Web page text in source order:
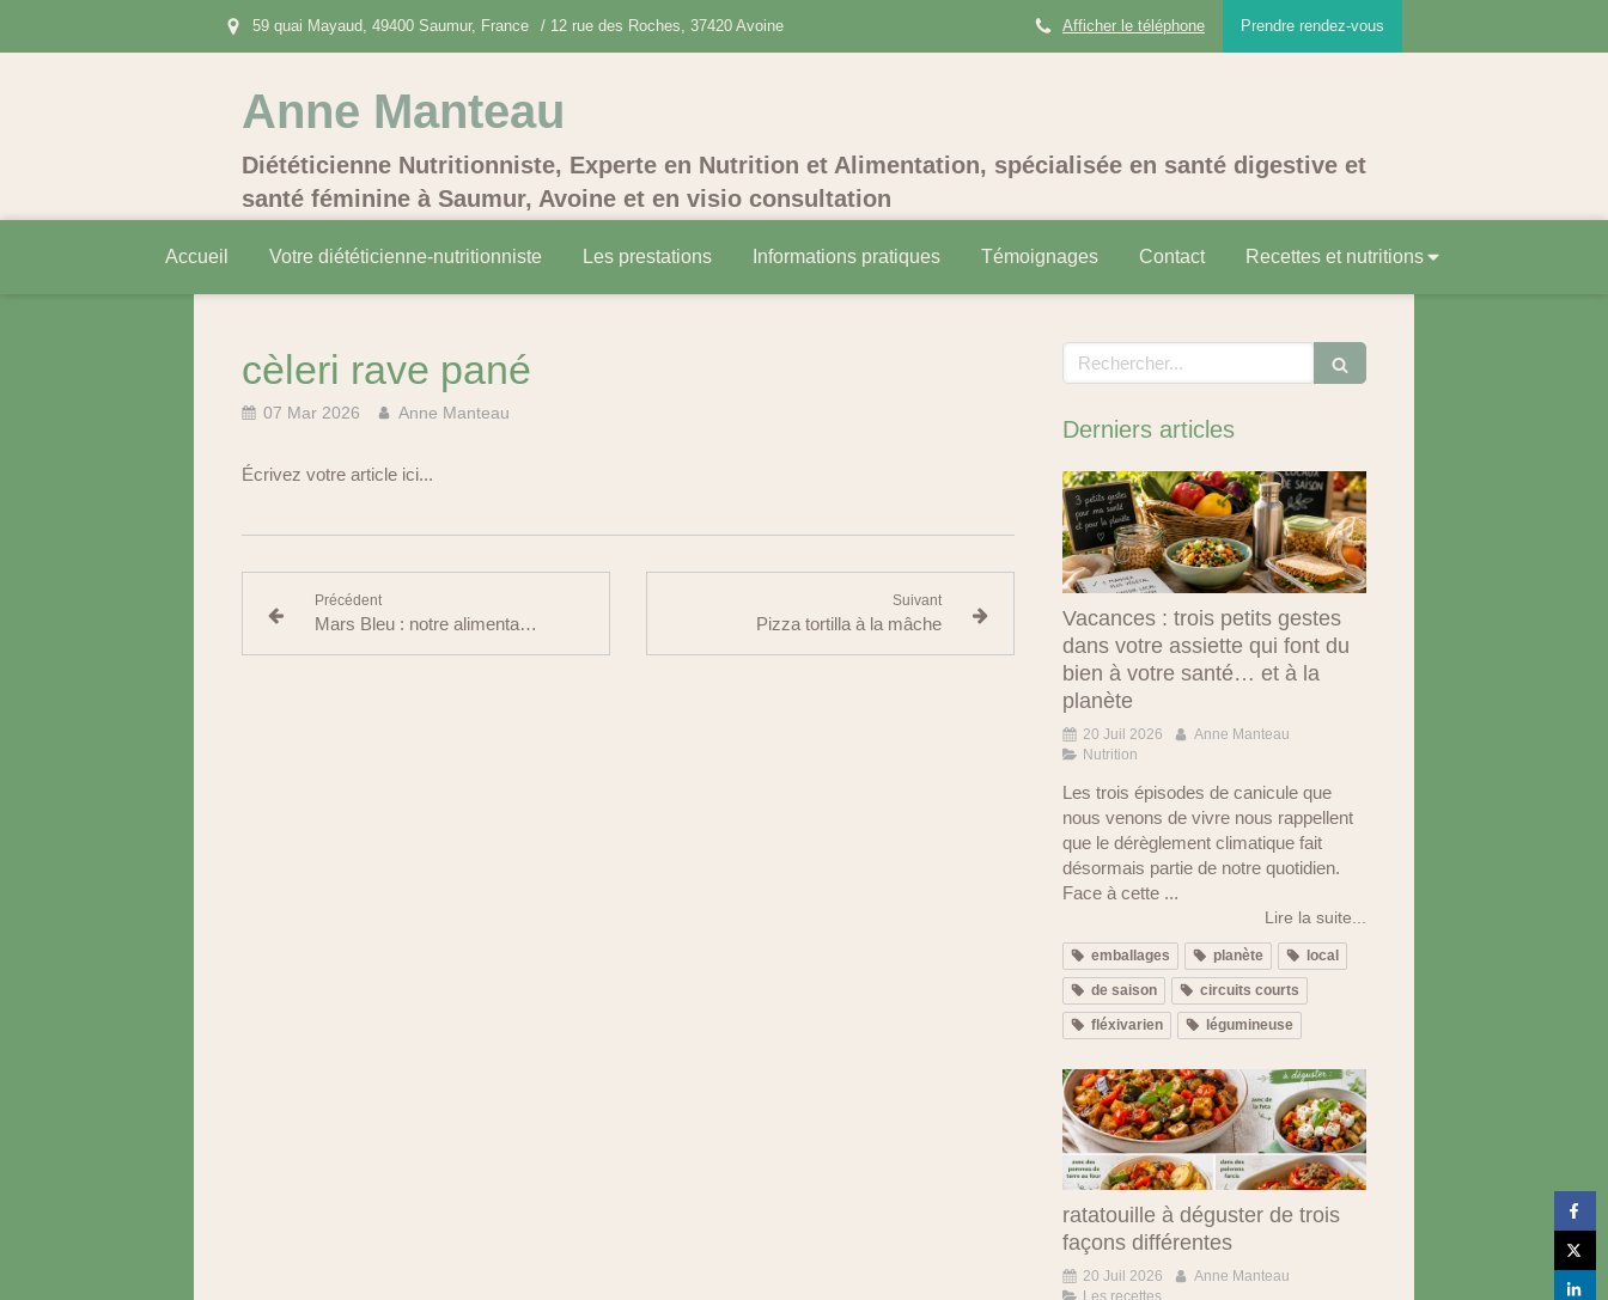
59 quai Mayaud, 49400 Saumur, France / 12 rue des Roches, 37420 Avoine Prendre rendez-vous
Afficher le téléphone
Anne Manteau
Diététicienne Nutritionniste, Experte en Nutrition et Alimentation, spécialisée en santé digestive et
santé féminine à Saumur, Avoine et en visio consultation
Accueil Votre diététicienne-nutritionniste Les prestations Informations pratiques Témoignages Contact Recettes et nutritions
cèleri rave pané
07 Mar 2026 Anne Manteau
Écrivez votre article ici...
Précédent
Mars Bleu : notre alimentation peut-elle protéger notre côlon ?
Suivant
Pizza tortilla à la mâche
Rechercher
Derniers articles
Vacances : trois petits gestes
dans votre assiette qui font du
bien à votre santé… et à la
planète
20 Juil 2026
Anne Manteau
Nutrition
Les trois épisodes de canicule que
nous venons de vivre nous rappellent
que le dérèglement climatique fait
désormais partie de notre quotidien.
Face à cette ...
Lire la suite...
emballages planète local
de saison circuits courts
fléxivarien légumineuse
ratatouille à déguster de trois
façons différentes
20 Juil 2026
Anne Manteau
Les recettes